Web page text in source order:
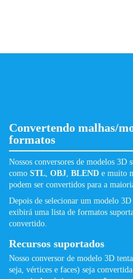
Convertendo malhas/
formatos
Nossos conversores de modelos 3D
como STL, OBJ, BLEND e muito
podem ser convertidos para a
Depois de selecionar um modelo
exibirá uma lista de formatos
convertido.
Recursos suportados
Nosso conversor de modelo 3D
seja, vértices e faces) seja